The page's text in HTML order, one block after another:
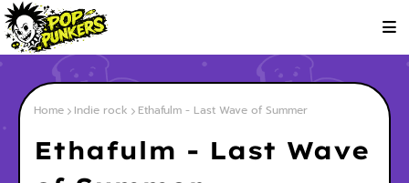
Home Indie rock Ethafulm - Last Wave of Summer
Ethafulm - Last Wave